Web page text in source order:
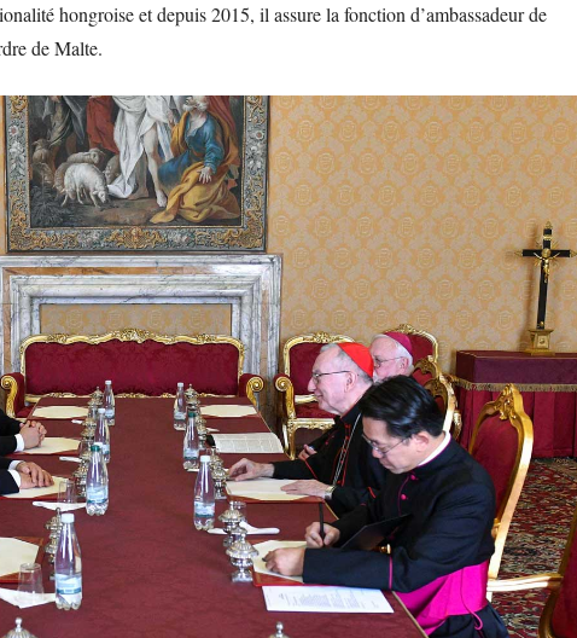
hongroise et depuis 2015, il assure la fonction d’ambassadeur de
de Malte.